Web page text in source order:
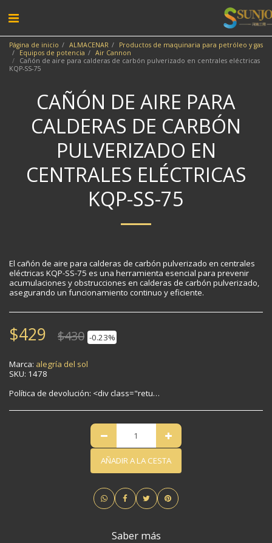
Página de inicio ALMACENAR
Productos de maquinaria para petróleo y gas
Equipos de potencia
Air Cannon
Cañón de aire para calderas de carbón pulverizado en centrales eléctricas
KQP-SS-75
CAÑÓN DE AIRE PARA
CALDERAS DE CARBÓN
PULVERIZADO EN
CENTRALES ELÉCTRICAS
KQP-SS-75
El cañón de aire para calderas de carbón pulverizado en centrales
eléctricas KQP-SS-75 es una herramienta esencial para prevenir
acumulaciones y obstrucciones en calderas de carbón pulverizado,
asegurando un funcionamiento continuo y eficiente.
$429 $430 -0.23%
Marca: alegría del sol
SKU: 1478
Política de devolución: <div class="return-policy"><h2>Política de devolución sin riesgo</h2><p> ¿No estás 100% satisfecho? Facilitamos las devoluciones.</p><div class="highlight-box"><h3>
AÑADIR A LA CESTA
Saber más